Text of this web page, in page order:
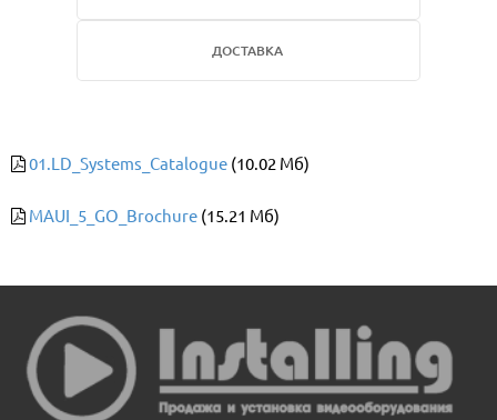
ДОСТАВКА
01.LD_Systems_Catalogue (10.02 Мб)
MAUI_5_GO_Brochure (15.21 Мб)